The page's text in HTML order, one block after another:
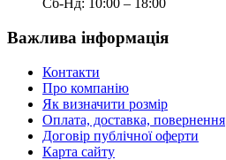
Сб-Нд: 10:00 – 18:00
Важлива інформація
Контакти
Про компанію
Як визначити розмір
Оплата, доставка, повернення
Договір публічної оферти
Карта сайту